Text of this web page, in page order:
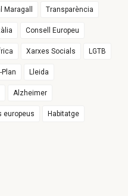
Transparència
Consell Europeu
Xarxes Socials LGTB
Plan Lleida
Alzheimer
europeus Habitatge